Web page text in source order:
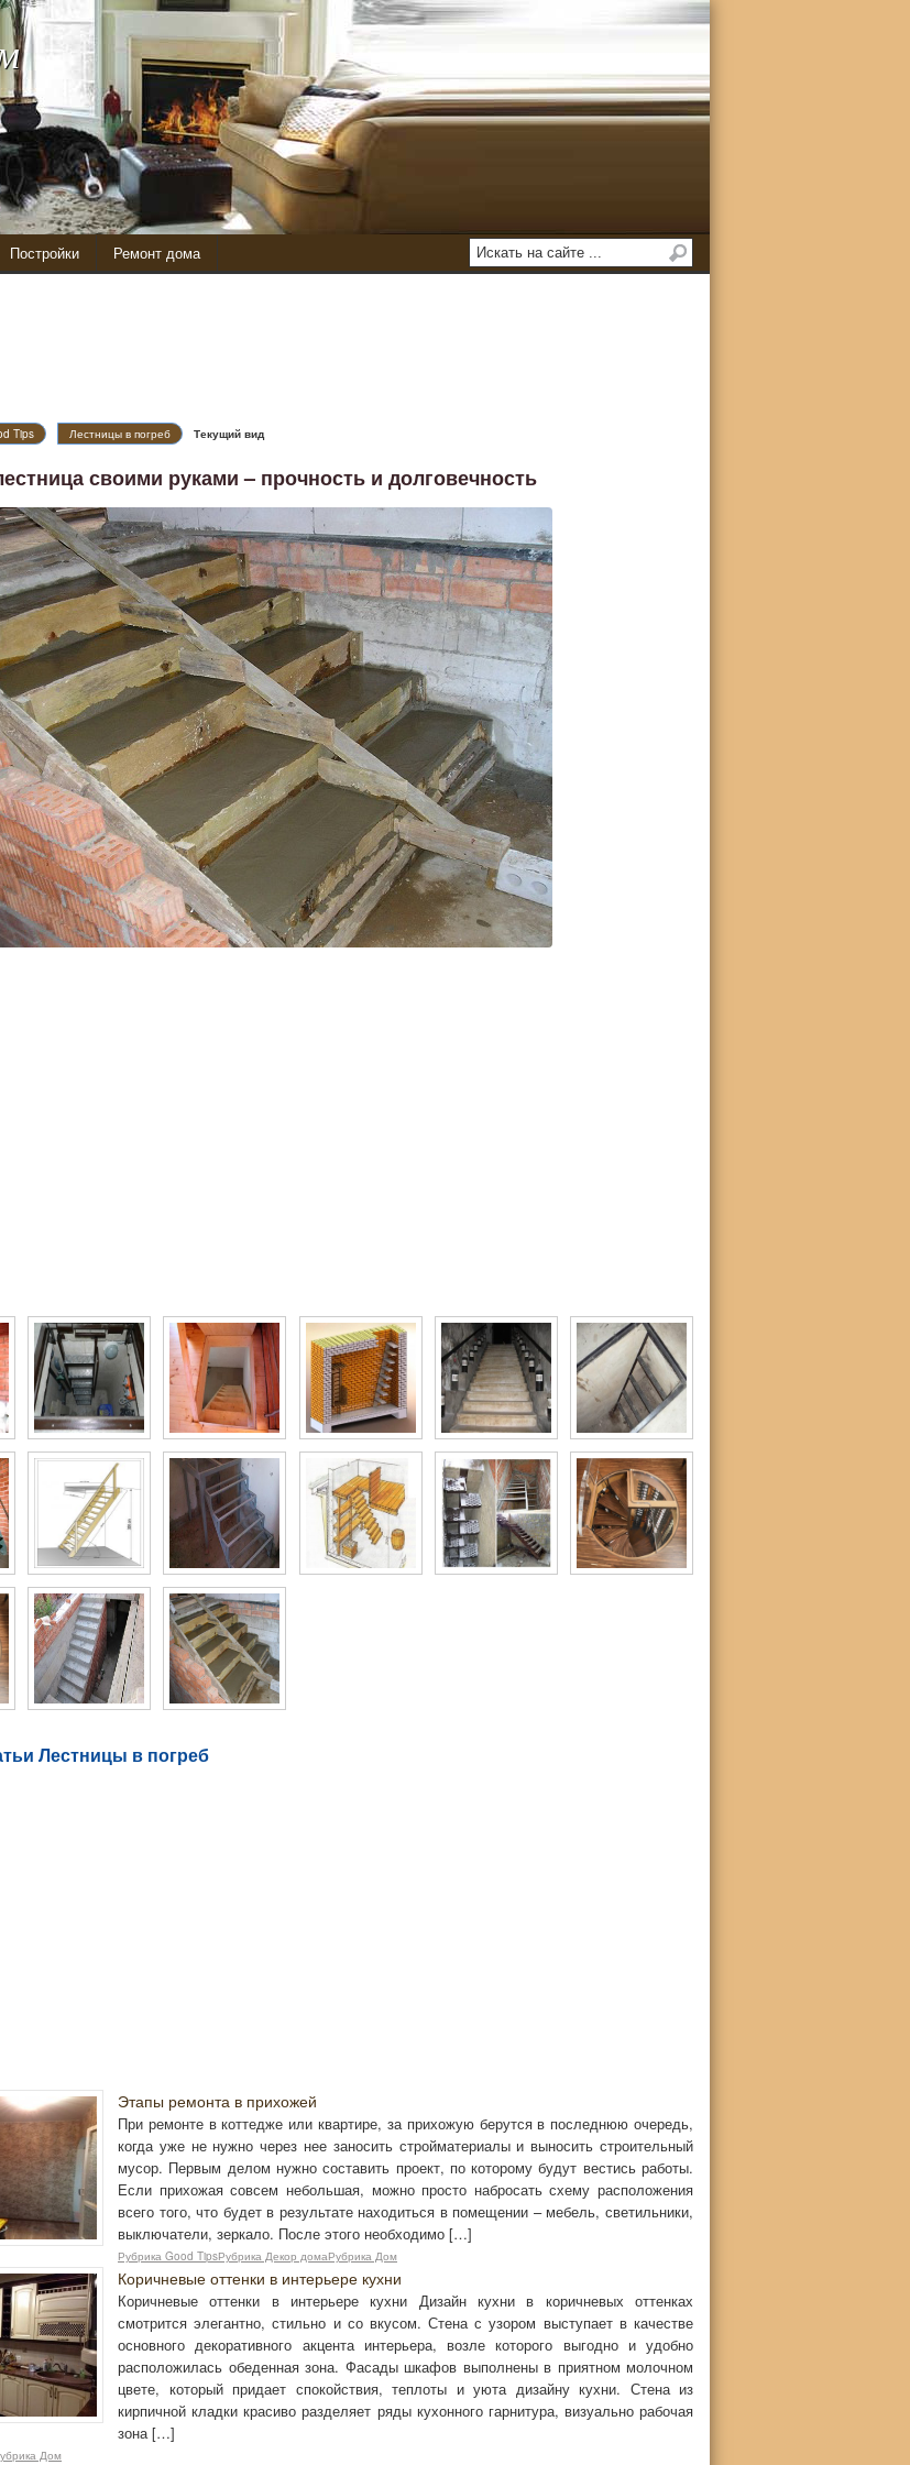
Постройки Ремонт дома
Tips Лестницы в погреб Текущий вид
своими руками – прочность и долговечность
Лестницы в погреб
Этапы ремонта в прихожей
При ремонте в коттедже или квартире, за прихожую берутся в последнюю очередь,
когда уже не нужно через нее заносить стройматериалы и выносить строительный
мусор. Первым делом нужно составить проект, по которому будут вестись работы.
Если прихожая совсем небольшая, можно просто набросать схему расположения
всего того, что будет в результате находиться в помещении – мебель, светильники,
выключатели, зеркало. После этого необходимо […]
Рубрика Good TipsРубрика Декор домаРубрика Дом
Коричневые оттенки в интерьере кухни
Коричневые оттенки в интерьере кухни Дизайн кухни в коричневых оттенках
смотрится элегантно, стильно и со вкусом. Стена с узором выступает в качестве
основного декоративного акцента интерьера, возле которого выгодно и удобно
расположилась обеденная зона. Фасады шкафов выполнены в приятном молочном
цвете, который придает спокойствия, теплоты и уюта дизайну кухни. Стена из
кирпичной кладки красиво разделяет ряды кухонного гарнитура, визуально рабочая
зона […]
Дом